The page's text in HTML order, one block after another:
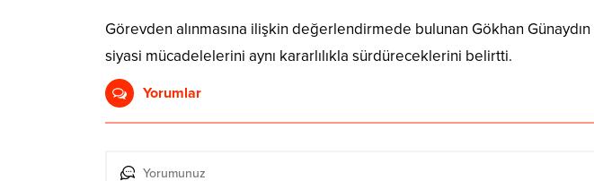
Görevden alınmasına ilişkin değerlendirmede bulunan Gökhan
siyasi mücadelelerini aynı kararlılıkla sürdüreceklerini belirtti.
Yorumlar